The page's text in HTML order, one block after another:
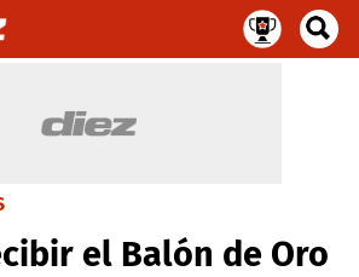
el Balón de Oro